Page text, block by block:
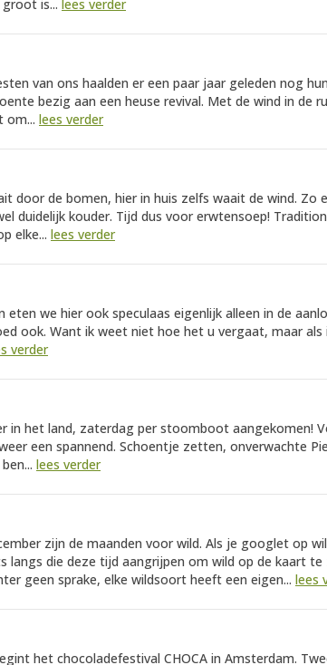
is... lees verder
van ons haalden er een paar jaar geleden nog
bezig aan een heuse revival. Met de wind in de
om... lees verder
door de bomen, hier in huis zelfs waait de wind. Zo
duidelijk kouder. Tijd dus voor erwtensoep!
elke... lees verder
eten we hier ook speculaas eigenlijk alleen in de
ook. Want ik weet niet hoe het u vergaat, maar als
verder
in het land, zaterdag per stoomboot aangekomen!
een spannend. Schoentje zetten, onverwachte
lees verder
zijn de maanden voor wild. Als je googlet op
langs die deze tijd aangrijpen om wild op de kaart te
geen sprake, elke wildsoort heeft een eigen... lees
het chocoladefestival CHOCA in Amsterdam.